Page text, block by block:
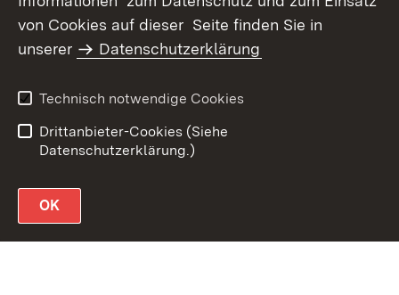
von Cookies auf dieser Seite finden Sie in
unserer
Datenschutzerklärung
Technisch notwendige Cookies
Drittanbieter-Cookies (Siehe
Datenschutzerklärung.)
OK